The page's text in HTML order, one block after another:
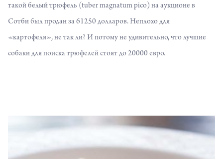
такой белый трюфель (tuber magnatum pico) на аукционе в
Сотби был продан за 61250 долларов. Неплохо для
«картофеля», не так ли? И потому не удивительно, что лучшие
собаки для поиска трюфелей стоят до 20000 евро.